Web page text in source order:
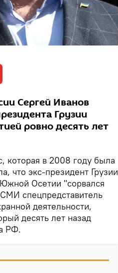
Сергей Иванов
Грузии
ровно десять лет
которая в 2008 году была
что экс-президент Грузии
Осетии "сорвался
спецпредставитель
деятельности,
десять лет назад
РФ.